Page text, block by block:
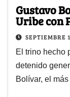
Gustavo
Uribe con
SEPTIEMBRE
El trino hecho
detenido
Bolívar, el